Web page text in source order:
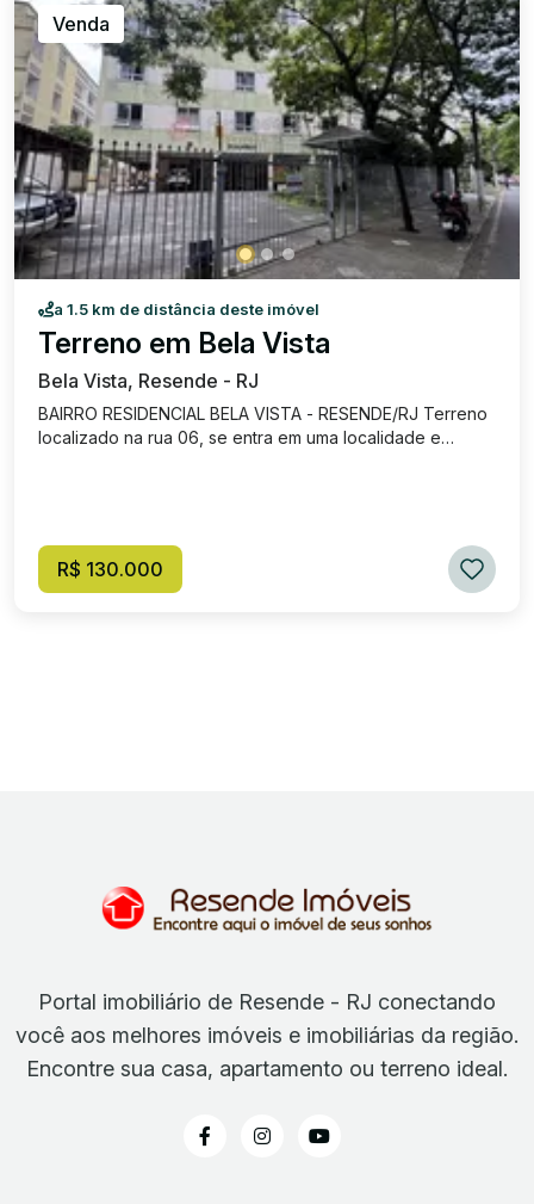
Venda
a 1.5 km de distância deste imóvel
Terreno em Bela Vista
Bela Vista, Resende - RJ
BAIRRO RESIDENCIAL BELA VISTA - RESENDE/RJ Terreno
localizado na rua 06, se entra em uma localidade e
plano
R$ 130.000
Portal imobiliário de Resende - RJ conectando
você aos melhores imóveis e imobiliárias da região.
Encontre sua casa, apartamento ou terreno ideal.